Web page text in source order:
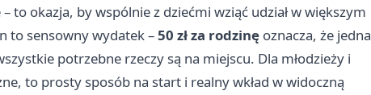
to okazja, by wspólnie z dziećmi wziąć udział w większym
to sensowny wydatek –50 zł za rodzinę oznacza, że jedna
potrzebne rzeczy są na miejscu. Dla młodzieży i
to prosty sposób na start i realny wkład w widoczną